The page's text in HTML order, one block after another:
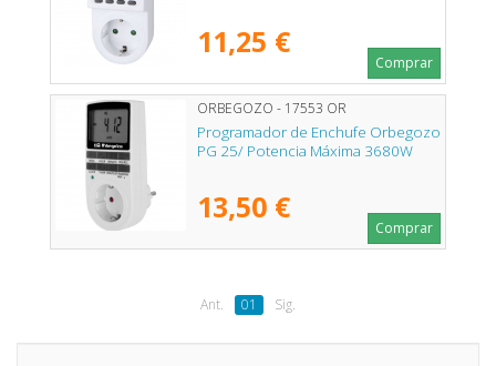
11,25 €
Comprar
ORBEGOZO - 17553 OR
Programador de Enchufe Orbegozo
PG 25/ Potencia Máxima 3680W
13,50 €
Comprar
Ant. 01 Sig.